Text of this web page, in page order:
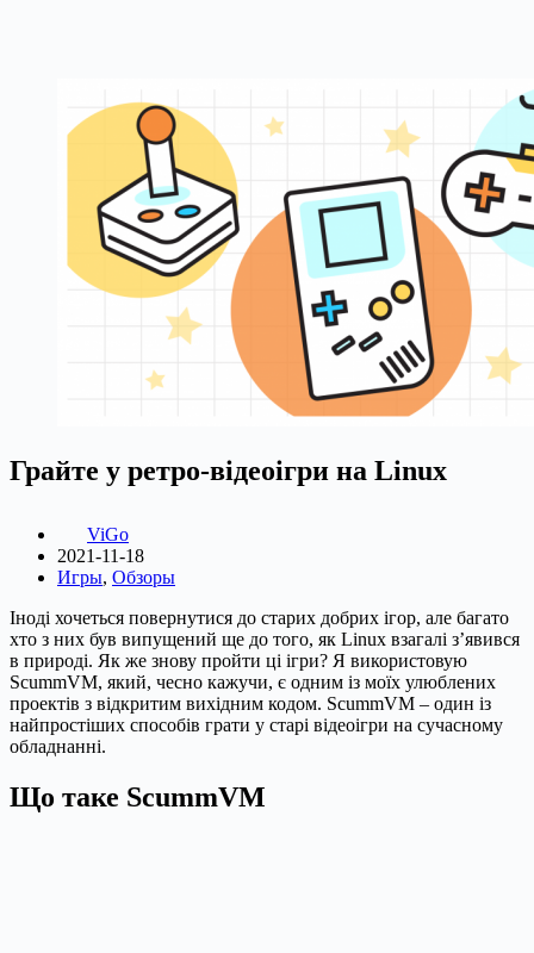
Грайте у ретро-відеоігри на Linux
ViGo
2021-11-18
Игры, Обзоры
Іноді хочеться повернутися до старих добрих ігор, але багато
хто з них був випущений ще до того, як Linux взагалі з’явився
в природі. Як же знову пройти ці ігри? Я використовую
ScummVM, який, чесно кажучи, є одним із моїх улюблених
проектів з відкритим вихідним кодом. ScummVM – один із
найпростіших способів грати у старі відеоігри на сучасному
обладнанні.
Що таке ScummVM